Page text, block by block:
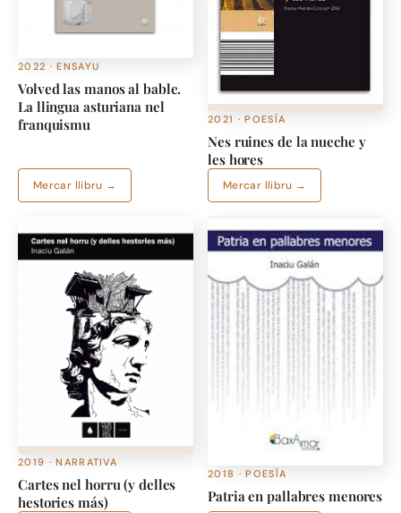
2022 · ENSAYU
Volved las manos al bable.
La llingua asturiana nel
franquismu
Mercar llibru →
2021 · POESÍA
Nes ruines de la nueche y
les hores
Mercar llibru →
2019 · NARRATIVA
Cartes nel horru (y delles
hestories más)
2018 · POESÍA
Patria en pallabres menores